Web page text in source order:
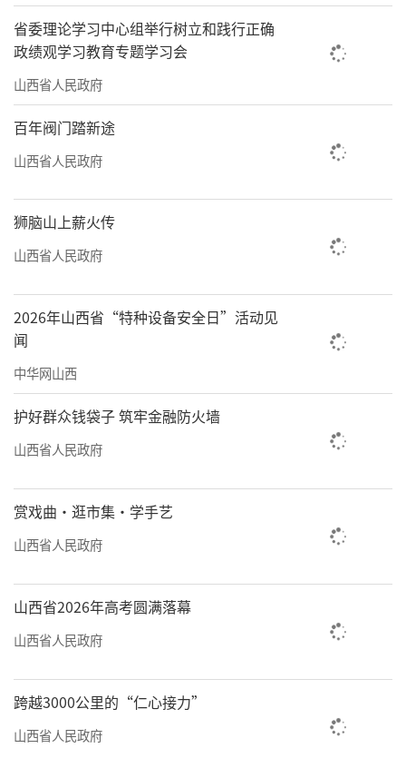
（李学林 沈佳）
省委理论学习中心组举行树立和践行正确
政绩观学习教育专题学习会
山西省人民政府
百年阀门踏新途
山西省人民政府
狮脑山上薪火传
山西省人民政府
2026年山西省“特种设备安全日”活动见
闻
中华网山西
护好群众钱袋子 筑牢金融防火墙
山西省人民政府
赏戏曲·逛市集·学手艺
山西省人民政府
山西省2026年高考圆满落幕
山西省人民政府
跨越3000公里的“仁心接力”
山西省人民政府